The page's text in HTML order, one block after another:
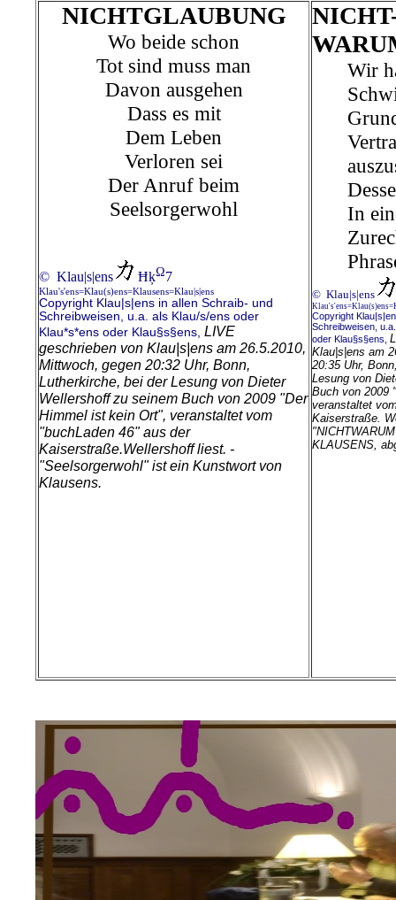
NICHTGLAUBUNG
Wo beide schon
Tot sind muss man
Davon ausgehen
Dass es mit
Dem Leben
Verloren sei
Der Anruf beim
Seelsorgerwohl
© Klau|s|ens ĦķΩ7
Klau's'ens=Klau(s)ens=Klausens=Klau|s|ens
Copyright Klau|s|ens in allen Schraib- und
Schreibweisen, u.a. als Klau/s/ens oder
Klau*s*ens oder Klau§s§ens, LIVE
geschrieben von Klau|s|ens am 26.5.2010,
Mittwoch, gegen 20:32 Uhr, Bonn,
Lutherkirche, bei der Lesung von Dieter
Wellershoff zu seinem Buch von 2009 "Der
Himmel ist kein Ort", veranstaltet vom
"buchLaden 46" aus der
Kaiserstraße.Wellershoff liest. -
"Seelsorgerwohl" ist ein Kunstwort von
Klausens.
Wir
In
© Klau|s|ens
Copyright
Schreibweisen,
oder Klau§s§ens,
Klau|s|ens am
20:35 Uhr,
Lesung von
Buch von 2009
veranstaltet
Kaiserstraße.
KLAUSENS,